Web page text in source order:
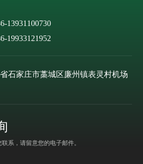
13931100730
19933121952
石家庄市藁城区廉州镇表灵村机场
系，请留意您的电子邮件。